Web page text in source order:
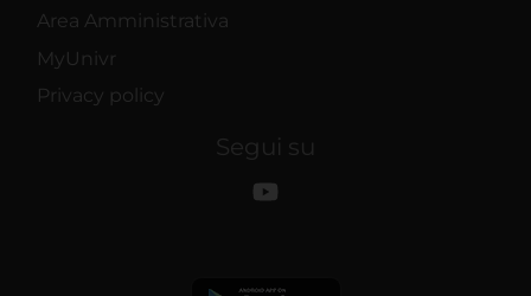
Area Amministrativa
MyUnivr
Privacy policy
Segui su